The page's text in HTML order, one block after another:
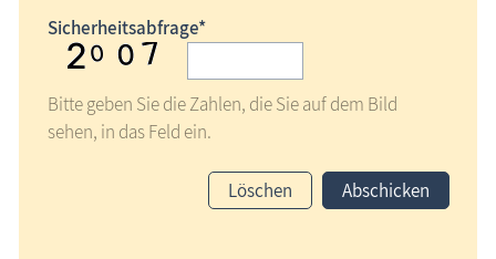
Sicherheitsabfrage*
Bitte geben Sie die Zahlen, die Sie auf dem Bild
sehen, in das Feld ein.
Löschen Abschicken